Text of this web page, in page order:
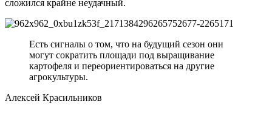
сложился крайне неудачный.
Есть сигналы о том, что на будущий сезон они
могут сократить площади под выращивание
картофеля и переориентироваться на другие
агрокультуры.
Алексей Красильников